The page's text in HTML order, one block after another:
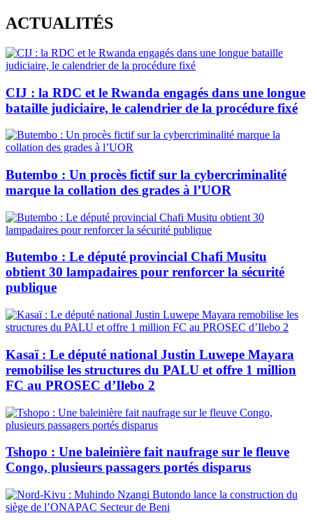
Skip
to
content
ACTUALITÉS
CIJ : la RDC et le Rwanda engagés dans une longue
bataille judiciaire, le calendrier de la procédure fixé
Butembo : Un procès fictif sur la cybercriminalité
marque la collation des grades à l’UOR
Butembo : Le député provincial Chafi Musitu
obtient 30 lampadaires pour renforcer la sécurité
publique
Kasaï : Le député national Justin Luwepe Mayara
remobilise les structures du PALU et offre 1 million
FC au PROSEC d’Ilebo 2
Tshopo : Une baleinière fait naufrage sur le fleuve
Congo, plusieurs passagers portés disparus